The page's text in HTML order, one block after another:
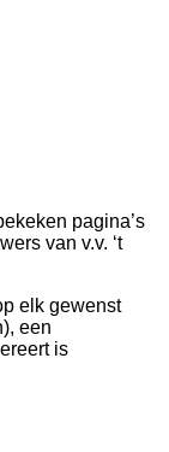
pagina’s
van v.v. ‘t
elk gewenst
een
is